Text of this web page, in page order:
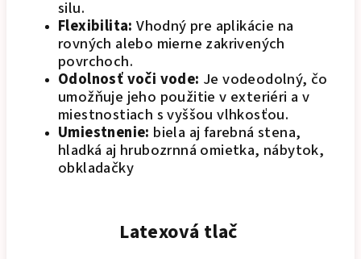
silu.
Flexibilita: Vhodný pre aplikácie na
rovných alebo mierne zakrivených
povrchoch.
Odolnosť voči vode: Je vodeodolný, čo
umožňuje jeho použitie v exteriéri a v
miestnostiach s vyššou vlhkosťou.
Umiestnenie: biela aj farebná stena,
hladká aj hrubozrnná omietka, nábytok,
obkladačky
Latexová tlač